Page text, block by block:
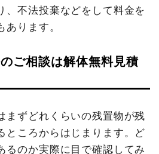
、不法投棄などをして料金を
ります。
ご相談は解体無料見積
まずどれくらいの残置物が残
ところからはじまります。ど
るのか実際に目で確認してみ